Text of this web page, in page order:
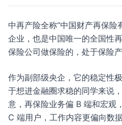
中再产险全称“中国财产再保险
企业，也是中国唯一的全国性
保险公司做保险的，处于保险产
作为副部级央企，它的稳定性
于想进金融圈求稳的同学来说
意，再保险业务偏 B 端和宏观
C 端用户，工作内容更偏向数